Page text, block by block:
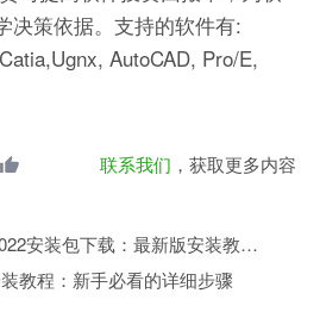
决策依据。支持的软件有:
AutoCAD, Pro/E,
联系我们 ，获取更多内容
Solidworks 2022安装包下载：最新版安装教程与资源
教程：新手必看的详细步骤